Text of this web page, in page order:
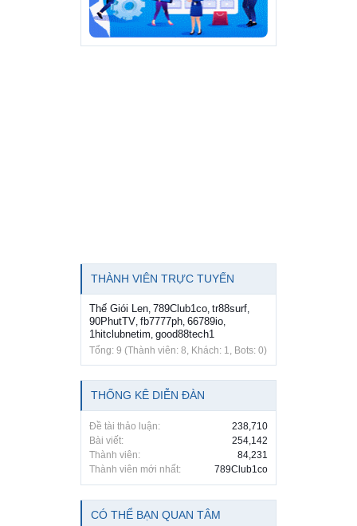
THÀNH VIÊN TRỰC TUYẾN
Thế Giói Len 789Club1co tr88surf
90PhutTV fb7777ph 66789io
1hitclubnetim good88tech1
Tổng: 9 (Thành viên: 8, Khách: 1, Bots: 0)
THỐNG KÊ DIỄN ĐÀN
Đề tài thảo luận:
238,710
Bài viết:
254,142
Thành viên:
84,231
Thành viên mới nhất:
789Club1co
CÓ THỂ BẠN QUAN TÂM